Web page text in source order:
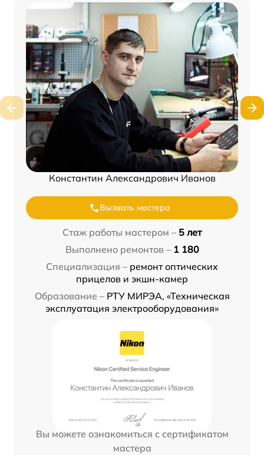
Константин Александрович Иванов
Вызвать мастера
Стаж работы мастером – 5 лет
Выполнено ремонтов – 1 180
Специализация – ремонт оптических
прицелов и экшн-камер
Образование – РТУ МИРЭА, «Техническая
эксплуатация электрооборудования»
Вы можете ознакомиться с сертификатом
мастера